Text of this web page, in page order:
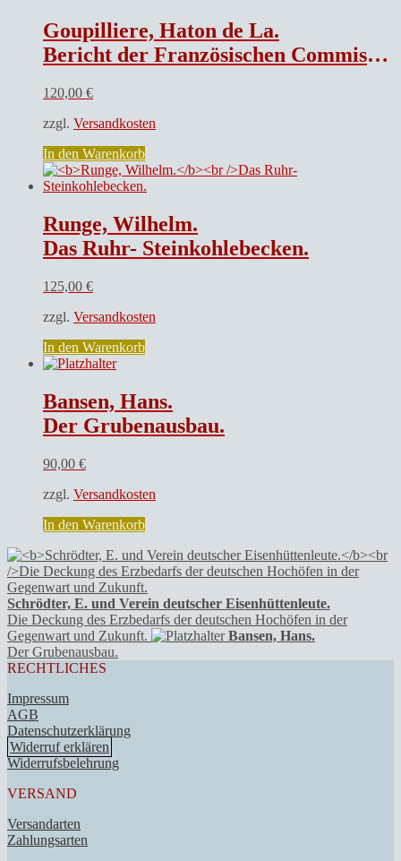
Goupilliere, Haton de La.
Bericht der Französischen Commission zur Prüfung der Mittel gegen die Explosionen schlagender Wetter in den Steinkohlenbergwerken. Mit besonderer Genehmigung des Herrn Verfassers übersetzt von A. Hasslacher.
120,00 €
zzgl. Versandkosten
In den Warenkorb
Runge, Wilhelm.
Das Ruhr- Steinkohlebecken.
125,00 €
zzgl. Versandkosten
In den Warenkorb
Bansen, Hans.
Der Grubenausbau.
90,00 €
zzgl. Versandkosten
In den Warenkorb
Schrödter, E. und Verein deutscher Eisenhüttenleute.
Die Deckung des Erzbedarfs der deutschen Hochöfen in der
Gegenwart und Zukunft.
Bansen, Hans.
Der Grubenausbau.
RECHTLICHES
Impressum
AGB
Datenschutzerklärung
Widerruf erklären
Widerrufsbelehrung
VERSAND
Versandarten
Zahlungsarten